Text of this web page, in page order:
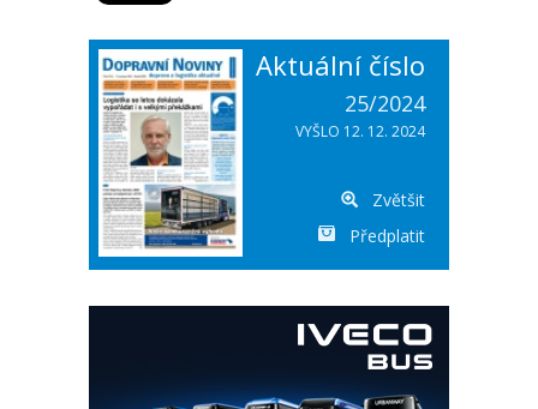
Aktuální číslo
25/2024
VYŠLO 12. 12. 2024
Zvětšit
Předplatit